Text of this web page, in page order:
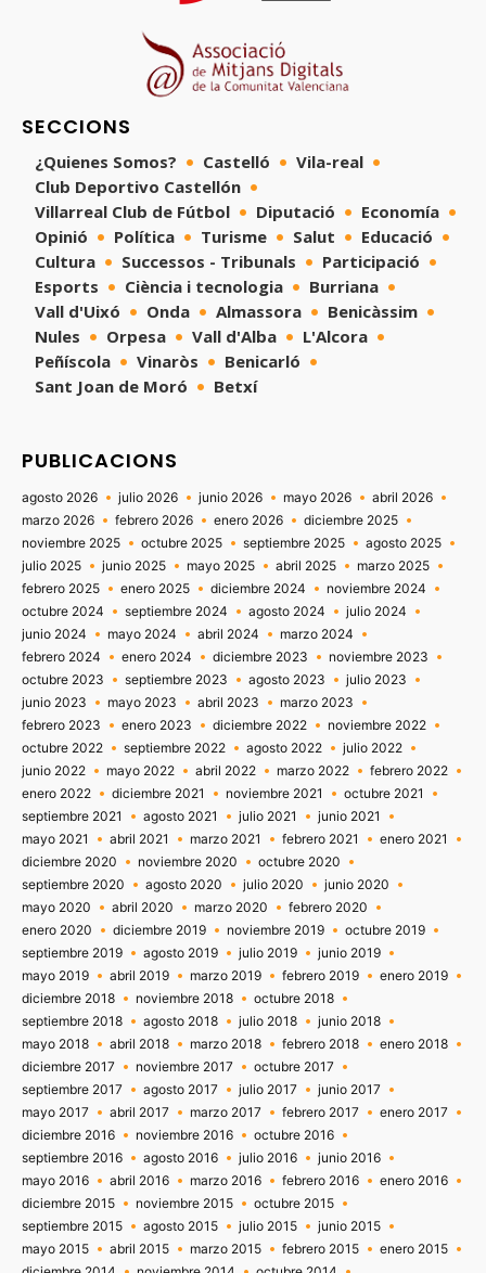
SECCIONS
¿Quienes Somos? Castelló
Vila-real
Club Deportivo Castellón
Villarreal Club de Fútbol
Diputació
Economía
Opinió
Política Turisme Salut
Educació
Cultura
Successos - Tribunals
Participació
Esports
Ciència i tecnologia
Burriana
Vall d'Uixó
Onda Almassora
Benicàssim
Nules
Orpesa Vall d'Alba
L'Alcora
Peñíscola
Vinaròs
Benicarló
Sant Joan de Moró
Betxí
PUBLICACIONS
agosto 2026 julio 2026 junio 2026 mayo 2026
abril 2026
marzo 2026
febrero 2026 enero 2026
diciembre 2025
noviembre 2025
octubre 2025 septiembre 2025
agosto 2025
julio 2025
junio 2025 mayo 2025 abril 2025
marzo 2025
febrero 2025
enero 2025 diciembre 2024
noviembre 2024
octubre 2024
septiembre 2024 agosto 2024
julio 2024
junio 2024
mayo 2024 abril 2024
marzo 2024
febrero 2024
enero 2024 diciembre 2023
noviembre 2023
octubre 2023
septiembre 2023 agosto 2023
julio 2023
junio 2023
mayo 2023 abril 2023
marzo 2023
febrero 2023
enero 2023 diciembre 2022
noviembre 2022
octubre 2022
septiembre 2022 agosto 2022
julio 2022
junio 2022
mayo 2022 abril 2022 marzo 2022
febrero 2022
enero 2022
diciembre 2021 noviembre 2021
octubre 2021
septiembre 2021
agosto 2021 julio 2021
junio 2021
mayo 2021
abril 2021 marzo 2021 febrero 2021
enero 2021
diciembre 2020
noviembre 2020
octubre 2020
septiembre 2020
agosto 2020 julio 2020
junio 2020
mayo 2020
abril 2020 marzo 2020
febrero 2020
enero 2020
diciembre 2019 noviembre 2019
octubre 2019
septiembre 2019
agosto 2019 julio 2019
junio 2019
mayo 2019
abril 2019 marzo 2019 febrero 2019
enero 2019
diciembre 2018
noviembre 2018
octubre 2018
septiembre 2018
agosto 2018 julio 2018
junio 2018
mayo 2018
abril 2018 marzo 2018 febrero 2018
enero 2018
diciembre 2017
noviembre 2017
octubre 2017
septiembre 2017
agosto 2017 julio 2017
junio 2017
mayo 2017
abril 2017 marzo 2017 febrero 2017
enero 2017
diciembre 2016
noviembre 2016
octubre 2016
septiembre 2016
agosto 2016 julio 2016
junio 2016
mayo 2016
abril 2016 marzo 2016 febrero 2016
enero 2016
diciembre 2015
noviembre 2015
octubre 2015
septiembre 2015
agosto 2015 julio 2015
junio 2015
mayo 2015
abril 2015 marzo 2015 febrero 2015
enero 2015